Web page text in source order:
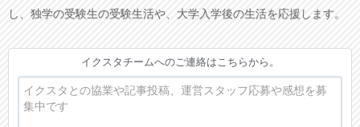
し、独学の受験生の受験生活や、大学入学後の生活を応援します。
イクスタチームへのご連絡はこちらから。